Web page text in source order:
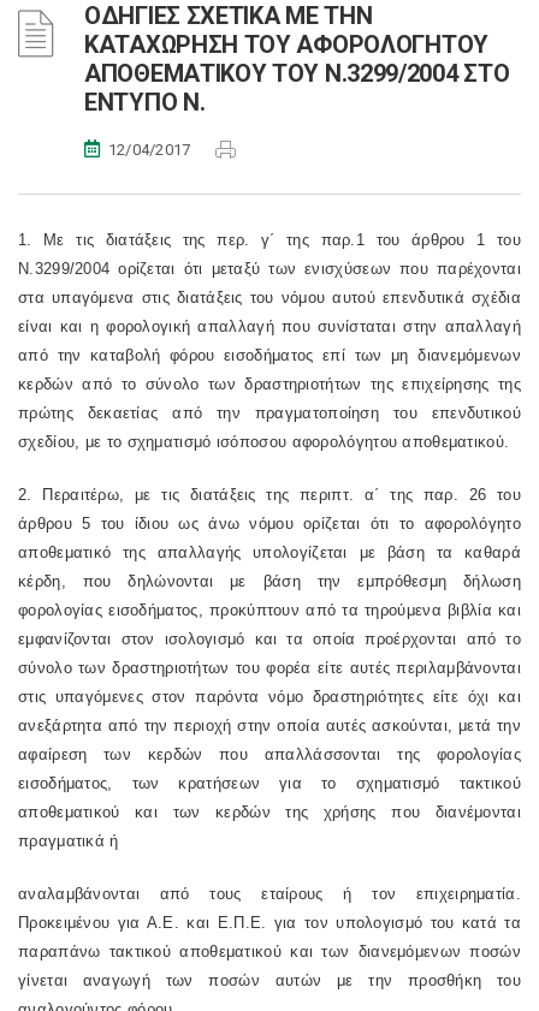
ΟΔΗΓΙΕΣ ΣΧΕΤΙΚΑ ΜΕ ΤΗΝ
ΚΑΤΑΧΩΡΗΣΗ ΤΟΥ ΑΦΟΡΟΛΟΓΗΤΟΥ
ΑΠΟΘΕΜΑΤΙΚΟΥ ΤΟΥ Ν.3299/2004 ΣΤΟ
ΕΝΤΥΠΟ Ν.
12/04/2017
1. Με τις διατάξεις της περ. γ΄ της
παρ.1 του άρθρου 1 του
Ν.3299/2004 ορίζεται ότι μεταξύ των ενισχύσεων που παρέχονται
στα υπαγόμενα στις διατάξεις του νόμου αυτού επενδυτικά σχέδια
είναι και η φορολογική απαλλαγή που συνίσταται στην απαλλαγή
από την καταβολή φόρου εισοδήματος επί των μη διανεμόμενων
κερδών από το σύνολο των δραστηριοτήτων της επιχείρησης της
πρώτης δεκαετίας από την πραγματοποίηση του επενδυτικού
σχεδίου, με το σχηματισμό ισόποσου αφορολόγητου αποθεματικού.
2. Περαιτέρω, με τις διατάξεις της περιπτ. α΄ της παρ. 26 του
άρθρου 5 του ίδιου ως άνω νόμου ορίζεται ότι το αφορολόγητο
αποθεματικό της απαλλαγής υπολογίζεται με βάση τα καθαρά
κέρδη, που δηλώνονται με βάση την εμπρόθεσμη δήλωση
φορολογίας εισοδήματος, προκύπτουν από τα τηρούμενα βιβλία και
εμφανίζονται στον ισολογισμό και τα οποία προέρχονται από το
σύνολο των δραστηριοτήτων του φορέα είτε αυτές περιλαμβάνονται
στις υπαγόμενες στον παρόντα νόμο δραστηριότητες είτε όχι και
ανεξάρτητα από την περιοχή στην οποία αυτές ασκούνται, μετά την
αφαίρεση των κερδών που απαλλάσσονται της φορολογίας
εισοδήματος, των κρατήσεων για το σχηματισμό τακτικού
αποθεματικού και των κερδών της χρήσης που διανέμονται
πραγματικά ή
αναλαμβάνονται από τους εταίρους ή τον επιχειρηματία.
Προκειμένου για Α.Ε. και Ε.Π.Ε. για τον υπολογισμό του κατά τα
παραπάνω τακτικού αποθεματικού και των διανεμόμενων ποσών
γίνεται αναγωγή των ποσών αυτών με την προσθήκη του